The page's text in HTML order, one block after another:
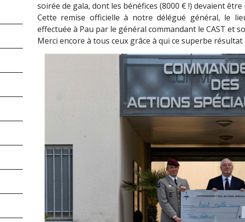
soirée de gala, dont les bénéfices (8000 € !) devaient
Cette remise officielle à notre délégué général, le
effectuée à Pau par le général commandant le CAST et
Merci encore à tous ceux grâce à qui ce superbe